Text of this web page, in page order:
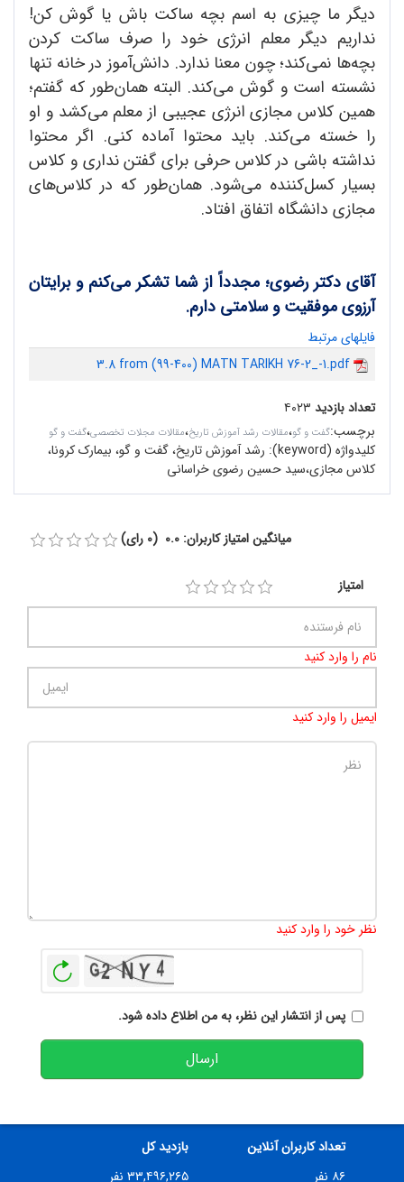
دیگر ما چیزی به اسم بچه ساکت باش یا گوش کن!
نداریم دیگر معلم انرژی خود را صرف ساکت کردن
بچه‌ها نمی‌کند؛ چون معنا ندارد. دانش‌آموز در خانه تنها
نشسته است و گوش می‌کند. البته همان‌طور که گفتم؛
همین کلاس مجازی انرژی عجیبی از معلم می‌کشد و او
را خسته می‌کند. باید محتوا آماده کنی. اگر محتوا
نداشته باشی در کلاس حرفی برای گفتن نداری و کلاس
بسیار کسل‌کننده می‌شود. همان‌طور که در کلاس‌های
مجازی دانشگاه اتفاق افتاد.
آقای دکتر رضوی؛ مجدداً از شما تشکر می‌کنم و برایتان
آرزوی موفقیت و سلامتی دارم.
فایلهای مرتبط
3.8 from (99-400) MATN TARIKH 76-2_-1.pdf
تعداد بازدید ۴۰۲۳
برچسب:گفت و گو،مقالات رشد آموزش تاریخ،مقالات مجلات تخصصی،گفت و گو
کلیدواژه (keyword):
رشد آموزش تاریخ، گفت‌ و گو، بیمارک کرونا،
کلاس مجازی،سید حسین رضوی خراسانی
میانگین امتیاز کاربران: 0.0 (0 رای)
امتیاز
نام را وارد کنید
ایمیل را وارد کنید
نظر خود را وارد کنید
پس از انتشار این نظر، به من اطلاع داده شود.
ارسال
تعداد کاربران آنلاین
۸۶ نفر
بازدید کل
۳۳,۴۹۶,۲۶۵ نفر